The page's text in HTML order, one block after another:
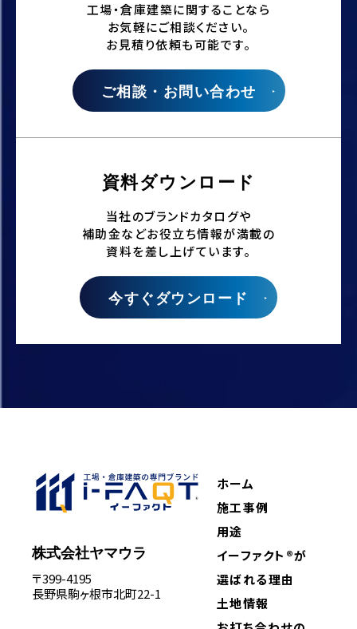
工場・倉庫建築に関することなら
お気軽にご相談ください。
お見積り依頼も可能です。
ご相談・お問い合わせ
資料ダウンロード
当社のブランドカタログや
補助金などお役立ち情報が満載の
資料を差し上げています。
今すぐダウンロード
株式会社ヤマウラ
〒399-4195
長野県駒ヶ根市北町22-1
ホーム
施工事例
用途
イーファクト®が
選ばれる理由
土地情報